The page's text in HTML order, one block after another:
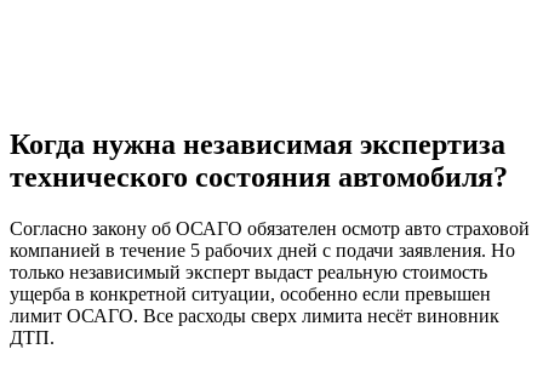
Когда нужна независимая экспертиза
технического состояния автомобиля?
Согласно закону об ОСАГО обязателен осмотр авто страховой
компанией в течение 5 рабочих дней с подачи заявления. ​Но
только независимый эксперт выдаст реальную стоимость
ущерба в конкретной ситуации, особенно если превышен
лимит ОСАГО. Все расходы сверх лимита несёт виновник
ДТП.